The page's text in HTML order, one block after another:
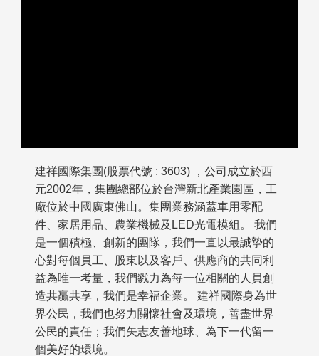
建祥國際集團(股票代號 : 3603) ，公司成立於西
元2002年，集團總部位於台灣新北產業園區，工
廠位於中國廣東佛山。集團業務涵蓋車用零配
件、家居用品、農業機械及LED光電模組。 我們
是一個積極、創新的團隊，我們一直以最誠摯的
心對每個員工、股東以及客戶、供應商的共同利
益為唯一考量，我們戮力為每一位相關的人員創
造共贏共享，我們是幸福企業。 建祥國際身為世
界公民，我們也努力關懷社會及環境，善盡世界
公民的責任；我們矢志友善地球、為下一代留一
個美好的環境。